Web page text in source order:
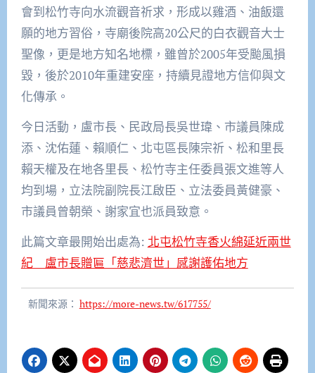
會到松竹寺向水流觀音祈求，形成以雞酒、油飯還
願的地方習俗，寺廟後院高20公尺的白衣觀音大士
聖像，更是地方知名地標，雖曾於2005年受颱風損
毀，後於2010年重建安座，持續見證地方信仰與文
化傳承。
今日活動，盧市長、民政局長吳世瑋、市議員陳成
添、沈佑蓮、賴順仁、北屯區長陳宗祈、松和里長
賴天權及在地各里長、松竹寺主任委員張文進等人
均到場，立法院副院長江啟臣、立法委員黃健豪、
市議員曾朝榮、謝家宜也派員致意。
此篇文章最開始出處為: 北屯松竹寺香火綿延近兩世
紀 盧市長贈匾「慈悲濟世」感謝護佑地方
新聞來源： https://more-news.tw/617755/